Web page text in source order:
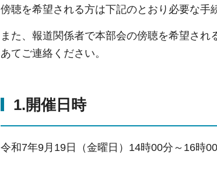
傍聴を希望される方は下記のとおり必要な手
また、報道関係者で本部会の傍聴を希望さ
あてご連絡ください。
1.開催日時
令和7年9月19日（金曜日）14時00分～16時